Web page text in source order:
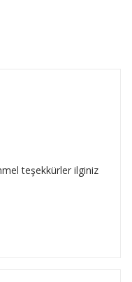
teşekkürler ilginiz